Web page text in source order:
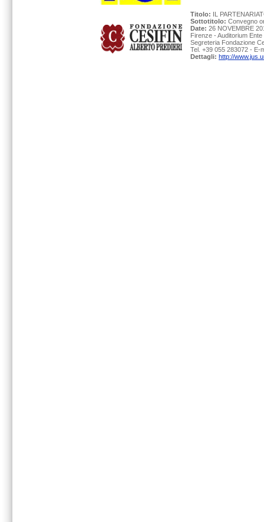
Titolo: IL
Sottotitolo: Convegno
Date: 26 NOVEMBRE
Firenze - Auditorium
Segreteria Fondazione
Tel. +39 055 283072 - E-
Dettagli: http://